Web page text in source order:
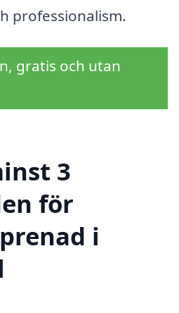
professionalism.
gratis och utan
3
för
i